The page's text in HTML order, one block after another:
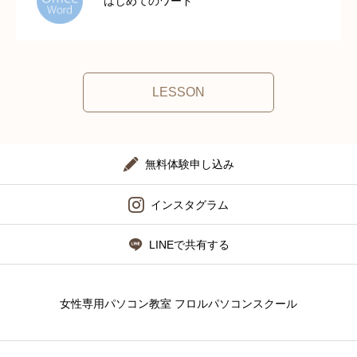
LESSON
無料体験申し込み
インスタグラム
LINEで共有する
女性専用パソコン教室 フロルパソコンスクール